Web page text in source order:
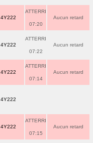
4Y222
ATTERRI
07:20
Aucun retard
4Y222
ATTERRI
07:22
Aucun retard
4Y222
ATTERRI
07:14
Aucun retard
4Y222
4Y222
ATTERRI
07:15
Aucun retard